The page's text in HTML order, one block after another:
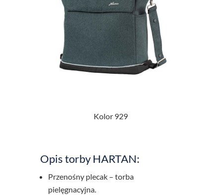
Kolor 929
Opis torby HARTAN:
Przenośny plecak – torba
pielęgnacyjna.